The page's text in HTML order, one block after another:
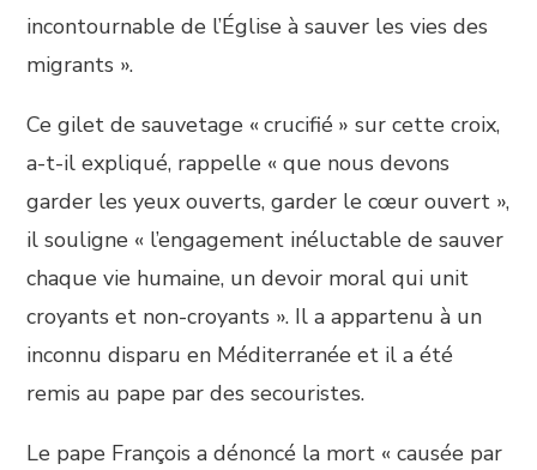
incontournable de l’Église à sauver les vies des
migrants ».
Ce gilet de sauvetage « crucifié » sur cette croix,
a-t-il expliqué, rappelle « que nous devons
garder les yeux ouverts, garder le cœur ouvert »,
il souligne « l’engagement inéluctable de sauver
chaque vie humaine, un devoir moral qui unit
croyants et non-croyants ». Il a appartenu à un
inconnu disparu en Méditerranée et il a été
remis au pape par des secouristes.
Le pape François a dénoncé la mort « causée par